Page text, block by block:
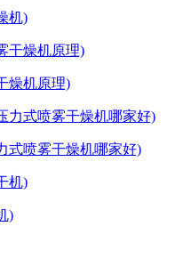
机)
燥机原理)
式喷雾干燥机哪家好)
)